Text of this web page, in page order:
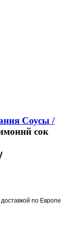
Соусы /
сок
по Европе